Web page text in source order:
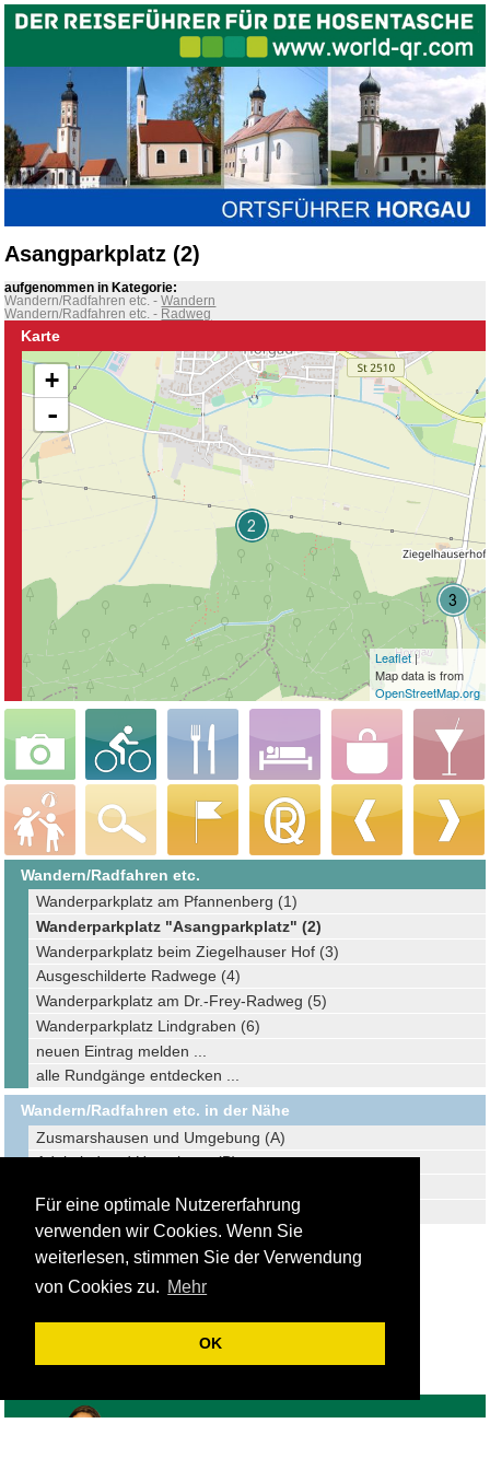
Für eine optimale Nutzererfahrung
verwenden wir Cookies. Wenn Sie
weiterlesen, stimmen Sie der Verwendung
von Cookies zu. Mehr
OK
Asangparkplatz (2)
aufgenommen in Kategorie:
Wandern/Radfahren etc. -Wandern
Wandern/Radfahren etc. - Radweg
Karte
+
-
Leaflet|
Map data is from
OpenStreetMap.org
Wandern/Radfahren etc.
Wanderparkplatz am Pfannenberg (1)
Wanderparkplatz "Asangparkplatz" (2)
Wanderparkplatz beim Ziegelhauser Hof (3)
Ausgeschilderte Radwege (4)
Wanderparkplatz am Dr.-Frey-Radweg (5)
Wanderparkplatz Lindgraben (6)
neuen Eintrag melden ...
alle Rundgänge entdecken ...
Wandern/Radfahren etc. in der Nähe
Zusmarshausen und Umgebung (A)
Adelsried und Umgebung (B)
Mittelneufnach und Umgebung (D)
Horgau und Umgebung - Asangparkplatz (2)
Impressum